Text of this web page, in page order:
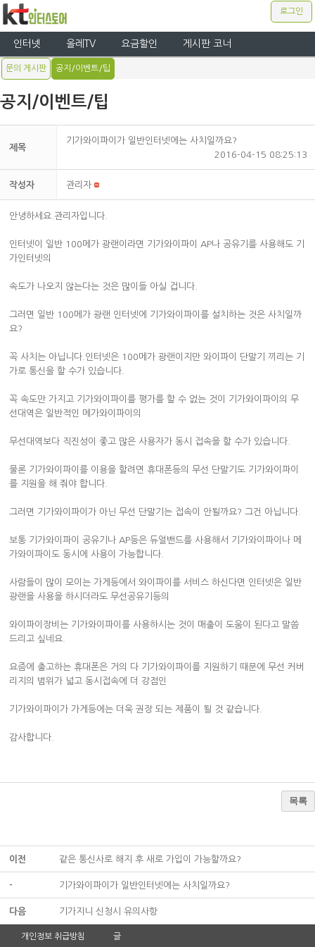
로그인
인터넷 올레TV 요금할인 게시판 코너
문의 게시판 공지/이벤트/팁
공지/이벤트/팁
제목
기가와이파이가 일반인터넷에는 사치일까요?
2016-04-15 08:25:13
작성자 관리자
안녕하세요.관리자입니다.
인터넷이 일반 100메가 광랜이라면 기가와이파이 AP나 공유기를 사용해도 기
가인터넷의
속도가 나오지 않는다는 것은 많이들 아실 겁니다.
그러면 일반 100메가 광랜 인터넷에 기가와이파이를 설치하는 것은 사치일까
요?
꼭 사치는 아닙니다.인터넷은 100메가 광랜이지만 와이파이 단말기 끼리는 기
가로 통신을 할 수가 있습니다.
꼭 속도만 가지고 기가와이파이를 평가를 할 수 없는 것이 기가와이파이의 무
선대역은 일반적인 메가와이파이의
무선대역보다 직진성이 좋고 많은 사용자가 동시 접속을 할 수가 있습니다.
물론 기가와이파이를 이용을 할려면 휴대폰등의 무선 단말기도 기가와이파이
를 지원을 해 줘야 합니다.
그러면 기가와이파이가 아닌 무선 단말기는 접속이 안될까요? 그건 아닙니다.
보통 기가와이파이 공유기나 AP등은 듀얼밴드를 사용해서 기가와이파이나 메
가와이파이도 동시에 사용이 가능합니다.
사람들이 많이 모이는 가게등에서 와이파이를 서비스 하신다면 인터넷은 일반
광랜을 사용을 하시더라도 무선공유기등의
와이파이장비는 기가와이파이를 사용하시는 것이 매출이 도움이 된다고 말씀
드리고 싶네요.
요즘에 출고하는 휴대폰은 거의 다 기가와이파이를 지원하기 때문에 무선 커버
리지의 범위가 넓고 동시접속에 더 강점인
기가와이파이가 가게등에는 더욱 권장 되는 제품이 될 것 같습니다.
감사합니다.
목록
이전 같은 통신사로 해지 후 새로 가입이 가능할까요?
- 기가와이파이가 일반인터넷에는 사치일까요?
다음 기가지니 신청시 유의사항
개인정보 취급방침 글